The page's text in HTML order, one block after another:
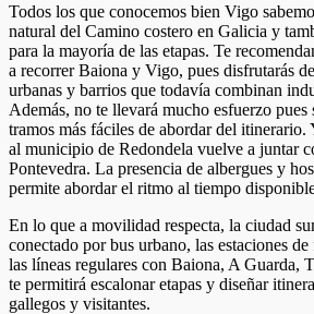
Todos los que conocemos bien Vigo
natural del Camino costero en Galicia y
para la mayoría de las etapas. Te
a recorrer Baiona y Vigo, pues disfrutarás
urbanas y barrios que todavía combinan
Además, no te llevará mucho esfuerzo pues
tramos más fáciles de abordar del itinerario.
al municipio de Redondela vuelve a juntar
Pontevedra. La presencia de albergues y
permite abordar el ritmo al tiempo
En lo que a movilidad respecta, la ciudad
conectado por bus urbano, las estaciones
las líneas regulares con Baiona, A Guarda,
te permitirá escalonar etapas y diseñar
gallegos y visitantes.